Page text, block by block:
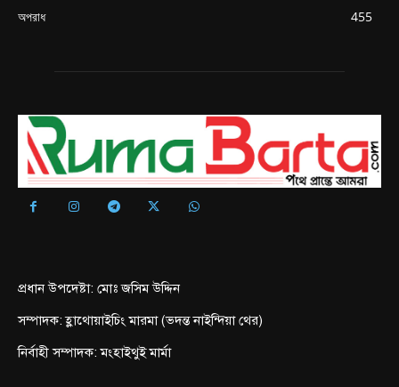
অপরাধ
455
প্রধান উপদেষ্টা: মোঃ জসিম উদ্দিন
সম্পাদক: হ্লাথোয়াইচিং মারমা (ভদন্ত নাইন্দিয়া থের)
নির্বাহী সম্পাদক: মংহাইথুই মার্মা